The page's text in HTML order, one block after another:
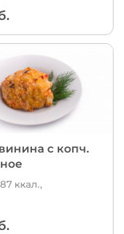
с копч.
ккал.,